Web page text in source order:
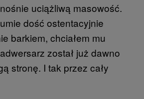
uciążliwą masowość.
dość ostentacyjnie
barkiem, chciałem mu
został już dawno
stronę. I tak przez cały